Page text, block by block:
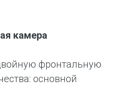
камера
фронтальную
основной